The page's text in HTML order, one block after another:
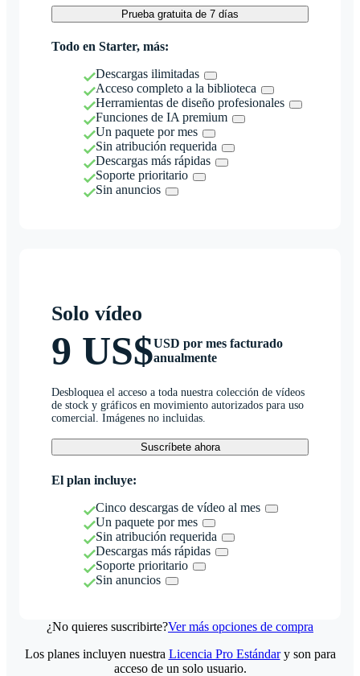
Prueba gratuita de 7 días
Todo en Starter, más:
Descargas ilimitadas
Acceso completo a la biblioteca
Herramientas de diseño profesionales
Funciones de IA premium
Un paquete por mes
Sin atribución requerida
Descargas más rápidas
Soporte prioritario
Sin anuncios
Solo vídeo
9 US$USD por mes facturado
anualmente
Desbloquea el acceso a toda nuestra colección de vídeos
de stock y gráficos en movimiento autorizados para uso
comercial. Imágenes no incluidas.
Suscríbete ahora
El plan incluye:
Cinco descargas de vídeo al mes
Un paquete por mes
Sin atribución requerida
Descargas más rápidas
Soporte prioritario
Sin anuncios
¿No quieres suscribirte?Ver más opciones de compra
Los planes incluyen nuestra Licencia Pro Estándary son para
acceso de un solo usuario.